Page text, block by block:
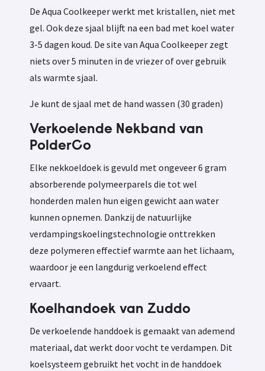
De Aqua Coolkeeper werkt met kristallen, niet met
gel. Ook deze sjaal blijft na een bad met koel water
3-5 dagen koud. De site van Aqua Coolkeeper zegt
niets over 5 minuten in de vriezer of over gebruik
als warmte sjaal.
Je kunt de sjaal met de hand wassen (30 graden)
Verkoelende Nekband van
PolderCo
Elke nekkoeldoek is gevuld met ongeveer 6 gram
absorberende polymeerparels die tot wel
honderden malen hun eigen gewicht aan water
kunnen opnemen. Dankzij de natuurlijke
verdampingskoelingstechnologie onttrekken
deze polymeren effectief warmte aan het lichaam,
waardoor je een langdurig verkoelend effect
ervaart.
Koelhandoek van Zuddo
De verkoelende handdoek is gemaakt van ademend
materiaal, dat werkt door vocht te verdampen. Dit
koelsysteem gebruikt het vocht in de handdoek